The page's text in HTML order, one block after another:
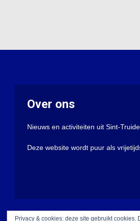
Over ons
Nieuws en activiteiten uit Sint-
Deze website wordt puur als
Privacy & cookies: deze site gebruikt